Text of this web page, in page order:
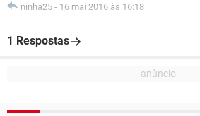
ninha25 - 16 mai 2016 às 16:18
1 Respostas